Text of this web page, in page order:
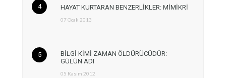
HAYAT KURTARAN BENZERLİKLER: MİMİKRİ
07 Ocak 2013
BİLGİ KİMİ ZAMAN ÖLDÜRÜCÜDÜR:
GÜLÜN ADI
05 Kasım 2012